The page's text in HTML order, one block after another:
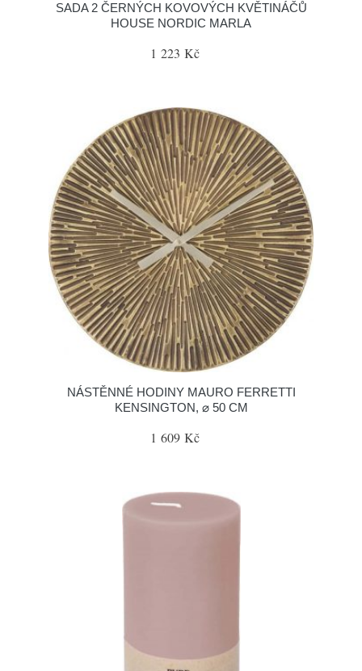
SADA 2 ČERNÝCH KOVOVÝCH KVĚTINÁČŮ
HOUSE NORDIC MARLA
1 223 Kč
NÁSTĚNNÉ HODINY MAURO FERRETTI
KENSINGTON, ⌀ 50 CM
1 609 Kč